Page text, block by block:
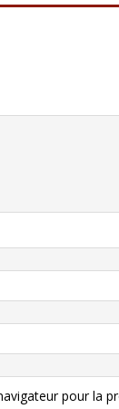
pour la